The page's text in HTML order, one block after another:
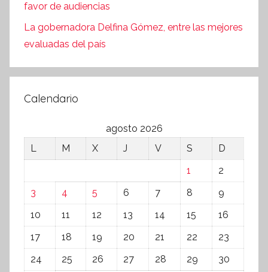
favor de audiencias
La gobernadora Delfina Gómez, entre las mejores
evaluadas del país
Calendario
agosto 2026
L
M X J V S
D
1
2
3
4 5 6 7 8
9
10
11 12 13 14 15
16
17
18 19 20 21 22
23
24
25 26 27 28 29
30